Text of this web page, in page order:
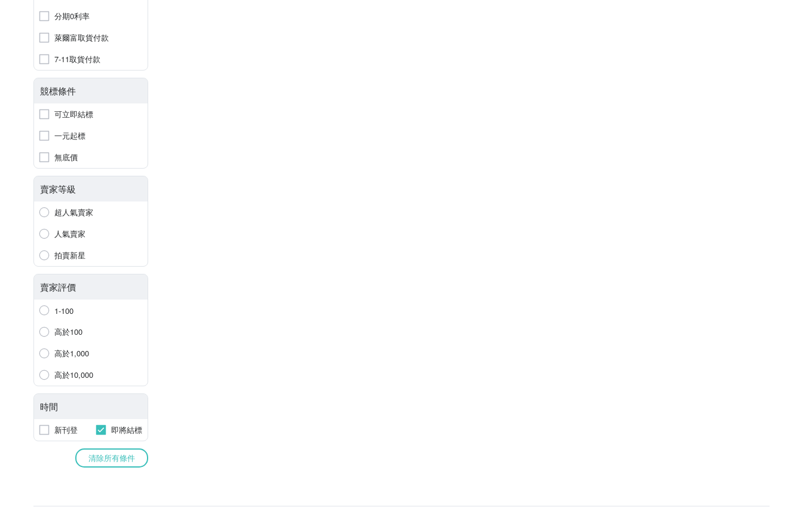
分期0利率
萊爾富取貨付款
7-11取貨付款
競標條件
可立即結標
一元起標
無底價
賣家等級
超人氣賣家
人氣賣家
拍賣新星
賣家評價
1-100
高於100
高於1,000
高於10,000
時間
新刊登 即將結標
清除所有條件